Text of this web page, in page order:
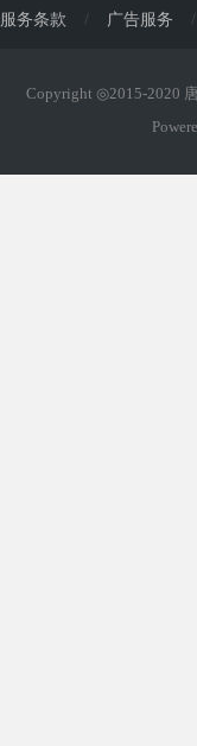
服务条款 / 广告服务 /
Copyright ◎2015-2020